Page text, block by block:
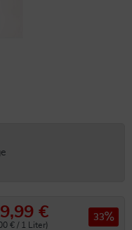
9,99 €
€ / 1 Liter)
33